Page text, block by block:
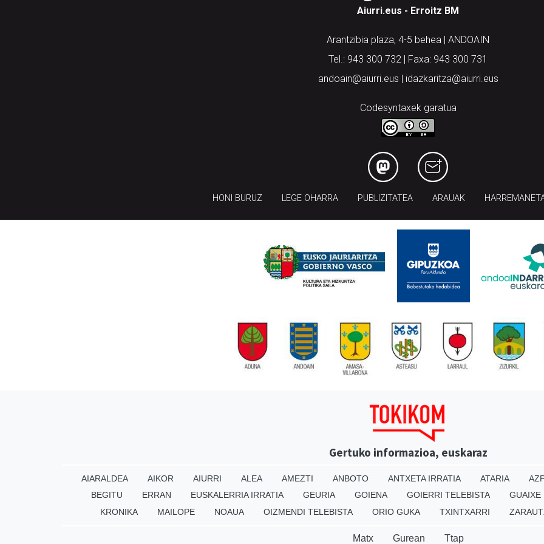
Aiurri.eus - Erroitz BM
Arantzibia plaza, 4-5 behea | ANDOAIN
Tel.: 943 300 732 | Faxa: 943 300 731
andoain@aiurri.eus | idazkaritza@aiurri.eus
Codesyntaxek garatua
HONI BURUZ LEGE OHARRA PUBLIZITATEA ARAUAK
Gertuko informazioa, euskaraz
AIARALDEA AIKOR AIURRI ALEA AMEZTI ANBOTO ANTXETA IRRATIA ATARIA
BEGITU
ERRAN EUSKALERRIA IRRATIA GEURIA GOIENA GOIERRI TELEBISTA GUAIXE
KRONIKA
MAILOPE NOAUA OIZMENDI TELEBISTA ORIO GUKA TXINTXARRI
Matx Gurean Ttap